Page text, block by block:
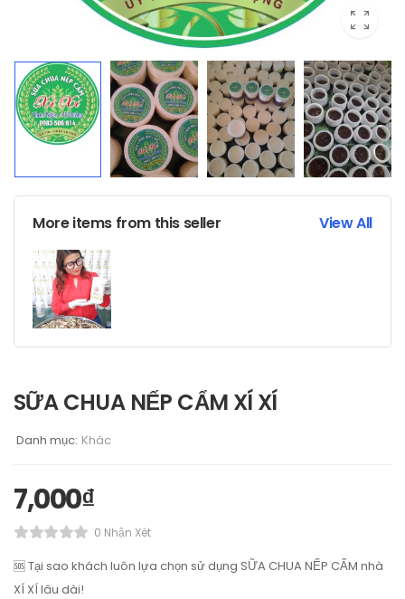
More items from this seller View All
SỮA CHUA NẾP CẨM XÍ XÍ
Danh mục: Khác
7,000₫
0 Nhận Xét
🆘 Tại sao khách luôn lựa chọn sử dụng SỮA CHUA NẾP CẨM nhà
XÍ XÍ lâu dài!